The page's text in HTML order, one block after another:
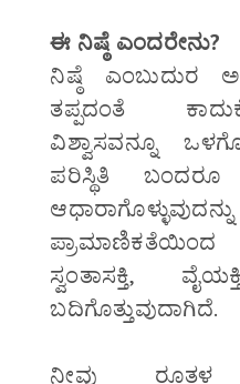
ಈ ನಿಷ್ಠೆ ಎಂದರೇನು?
ನಿಷ್ಠೆ ಎಂಬುದುರ
ತಪ್ಪದಂತೆ
ವಿಶ್ವಾಸವನ್ನೂ
ಪರಿಸ್ಥಿತಿ
ಪ್ರಾಮಾಣಿಕತೆಯಿಂದ
ಸ್ವಂತಾಸಕ್ತಿ,
ಬದಿಗೊತ್ತುವುದಾಗಿದೆ.
ನೀವು ರೂತಳ